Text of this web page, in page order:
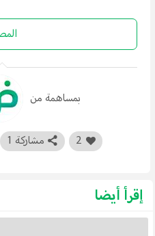
بمساهمة من
2 مشاركة 1
إقرأ أيضا